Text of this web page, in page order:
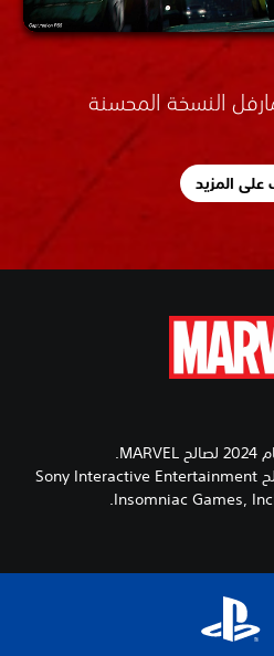
النسخة المحسنة
على المزيد
حقوق النشر ‎© لعام 2024 لصالح Sony Interactive Entertainment